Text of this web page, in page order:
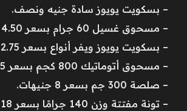
– بسكويت يويوز سادة جنيه ونصف.
– مسحوق غسيل 60 جرام بسعر 4.50 جنيها.
– بسكويت يويوز ويفر أنواع بسعر 2.75 جنيه.
– مسحوق أتوماتيك 800 كجم بسعر 25 جنيهًا.
– صلصة 300 جم بسعر 8 جنيهات.
– تونة مفتتة وزن 140 جرامًا بسعر 18 جنيهًا.